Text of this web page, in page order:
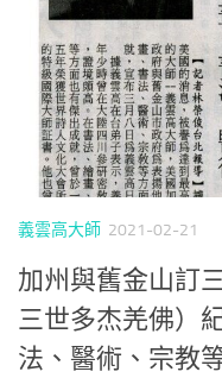
義雲高大師 2021-02-21
加州與舊金山訂
三世多杰羌佛）
法、醫術、宗教